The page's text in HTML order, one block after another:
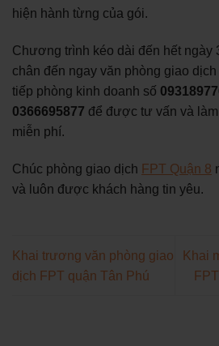
hiện hành từng của gói.
Chương trình kéo dài đến hết ngày
chân đến ngay văn phòng giao
tiếp phòng kinh doanh số
0366695877 để được tư vấn và
miễn phí.
Chúc phòng giao dịch FPT Quận 8
và luôn được khách hàng tin yêu.
Khai trương văn phòng giao
dịch FPT quận Tân Phú
Khai